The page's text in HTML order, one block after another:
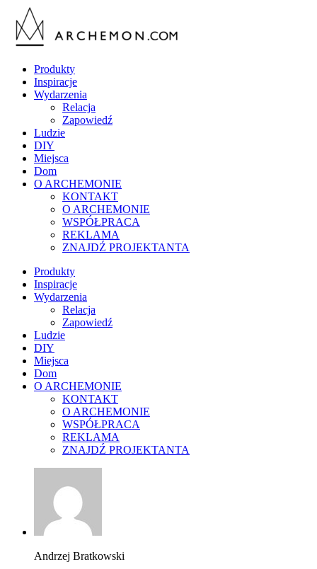
Produkty
Inspiracje
Wydarzenia
Relacja
Zapowiedź
Ludzie
DIY
Miejsca
Dom
O ARCHEMONIE
KONTAKT
O ARCHEMONIE
WSPÓŁPRACA
REKLAMA
ZNAJDŹ PROJEKTANTA
Produkty
Inspiracje
Wydarzenia
Relacja
Zapowiedź
Ludzie
DIY
Miejsca
Dom
O ARCHEMONIE
KONTAKT
O ARCHEMONIE
WSPÓŁPRACA
REKLAMA
ZNAJDŹ PROJEKTANTA
Andrzej Bratkowski